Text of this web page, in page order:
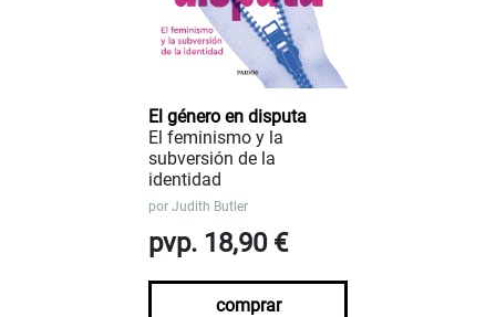
El género en disputa
El feminismo y la
subversión de la
identidad
por Judith Butler
pvp. 18,90 €
comprar